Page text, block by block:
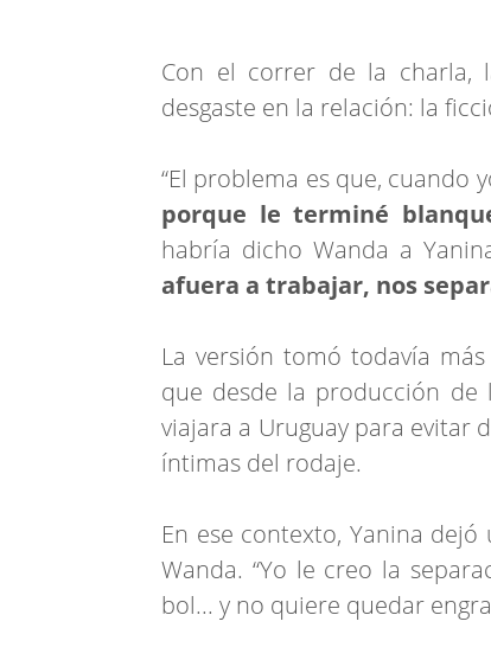
Con el correr de la charla,
desgaste en la relación: la
“El problema es que, cuando
porque le terminé
habría dicho Wanda a
afuera a trabajar, nos
La versión tomó todavía
que desde la producción
viajara a Uruguay para evitar
íntimas del rodaje.
En ese contexto, Yanina
Wanda. “Yo le creo la
bol... y no quiere quedar